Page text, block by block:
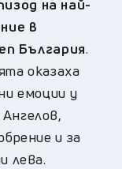
на най-
в
България.
оказаха
емоции у
и за
лева.